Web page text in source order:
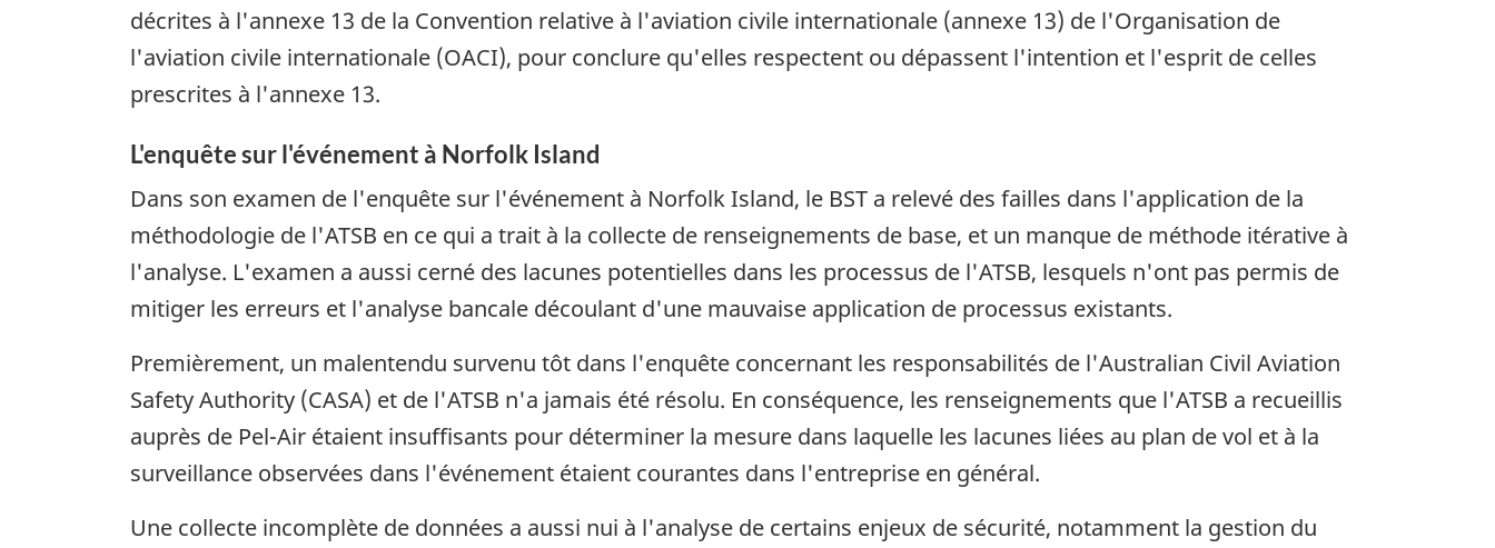
décrites à l'annexe 13 de la Convention relative à l'aviation civile internationale (annexe 13) de l'Organisation de
l'aviation civile internationale (OACI), pour conclure qu'elles respectent ou dépassent l'intention et l'esprit de celles
prescrites à l'annexe 13.
L'enquête sur l'événement à Norfolk Island
Dans son examen de l'enquête sur l'événement à Norfolk Island, le BST a relevé des failles dans l'application de la
méthodologie de l'ATSB en ce qui a trait à la collecte de renseignements de base, et un manque de méthode itérative à
l'analyse. L'examen a aussi cerné des lacunes potentielles dans les processus de l'ATSB, lesquels n'ont pas permis de
mitiger les erreurs et l'analyse bancale découlant d'une mauvaise application de processus existants.
Premièrement, un malentendu survenu tôt dans l'enquête concernant les responsabilités de l'Australian Civil Aviation
Safety Authority (CASA) et de l'ATSB n'a jamais été résolu. En conséquence, les renseignements que l'ATSB a recueillis
auprès de Pel-Air étaient insuffisants pour déterminer la mesure dans laquelle les lacunes liées au plan de vol et à la
surveillance observées dans l'événement étaient courantes dans l'entreprise en général.
Une collecte incomplète de données a aussi nui à l'analyse de certains enjeux de sécurité, notamment la gestion du